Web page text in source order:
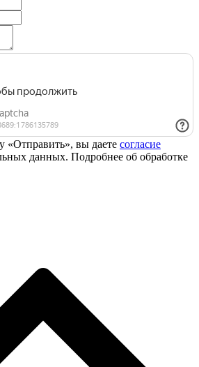
«Отправить», вы даете согласие
данных. Подробнее об обработке